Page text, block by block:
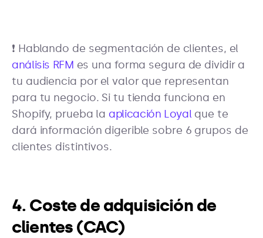
❗ Hablando de segmentación de clientes, el
análisis RFM es una forma segura de dividir a
tu audiencia por el valor que representan
para tu negocio. Si tu tienda funciona en
Shopify, prueba la aplicación Loyalque te
dará información digerible sobre 6 grupos de
clientes distintivos.
4. Coste de adquisición de
clientes (CAC)